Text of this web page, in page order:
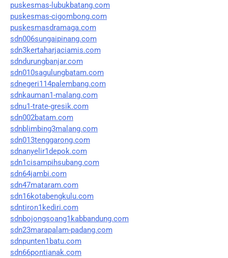
puskesmas-lubukbatang.com
puskesmas-cigombong.com
puskesmasdramaga.com
sdn006sungaipinang.com
sdn3kertaharjaciamis.com
sdndurungbanjar.com
sdn010sagulungbatam.com
sdnegeri114palembang.com
sdnkauman1-malang.com
sdnu1-trate-gresik.com
sdn002batam.com
sdnblimbing3malang.com
sdn013tenggarong.com
sdnanyelir1depok.com
sdn1cisampihsubang.com
sdn64jambi.com
sdn47mataram.com
sdn16kotabengkulu.com
sdntiron1kediri.com
sdnbojongsoang1kabbandung.com
sdn23marapalam-padang.com
sdnpunten1batu.com
sdn66pontianak.com